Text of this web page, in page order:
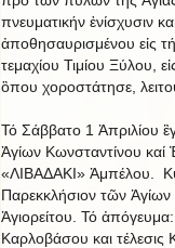
πνευματικήν ἐνίσχυσιν
ἀποθησαυρισμένου εἰς
τεμαχίου Τιμίου Ξύλου,
ὃπου χοροστάτησε,
Τό Σάββατο 1 Ἀπριλίου
Ἁγίων Κωνσταντίνου καί
«ΛΙΒΑΔΑΚΙ» Ἀμπέλου.
Παρεκκλήσιον τῶν Ἁγίων
Ἁγιορείτου. Τό
Καρλοβάσου και τέλεσις